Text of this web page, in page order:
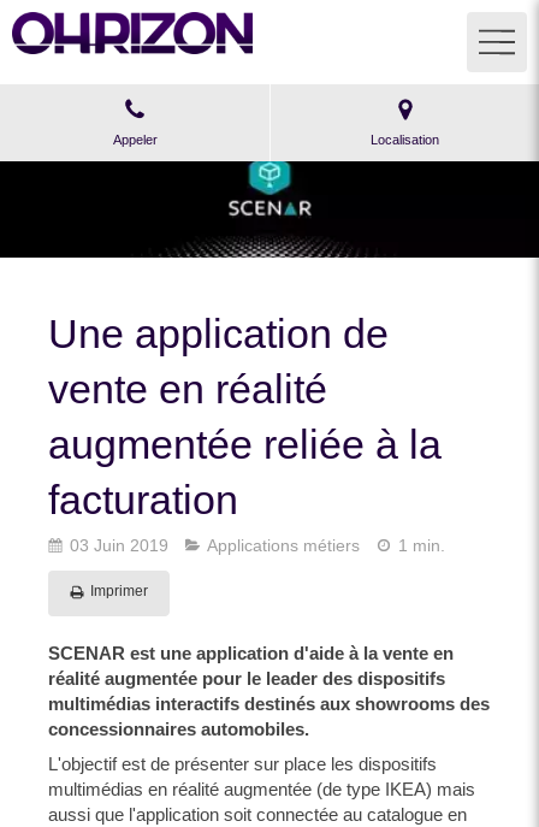
Appeler Localisation
Une application de
vente en réalité
augmentée reliée à la
facturation
03 Juin 2019 Applications métiers 1 min.
Imprimer
SCENAR est une application d'aide à la vente en
réalité augmentée pour le leader des dispositifs
multimédias interactifs destinés aux showrooms des
concessionnaires automobiles.
L'objectif est de présenter sur place les dispositifs
multimédias en réalité augmentée (de type IKEA) mais
aussi que l'application soit connectée au catalogue en